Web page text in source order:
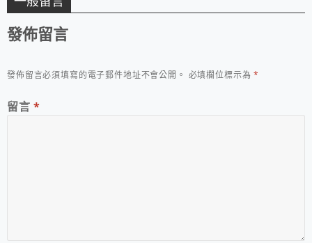
發佈留言
發佈留言必須填寫的電子郵件地址不會公開。 必填欄位標示為*
留言 *